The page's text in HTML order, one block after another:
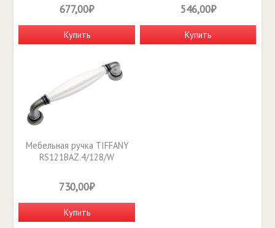
677,00₽
Купить
546,00₽
Купить
Мебельная ручка TIFFANY
RS121BAZ.4/128/W
730,00₽
Купить